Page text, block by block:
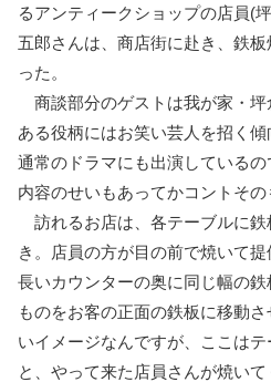
るアンティークショップの店員(
五郎さんは、商店街に赴き、鉄
った。
商談部分のゲストは我が家・坪
ある役柄にはお笑い芸人を招く
通常のドラマにも出演している
内容のせいもあってかコントその
訪れるお店は、各テーブルに鉄
き。店員の方が目の前で焼いて提
長いカウンターの奥に同じ幅の
ものをお客の正面の鉄板に移動
いイメージなんですが、ここは
と、やって来た店員さんが焼い